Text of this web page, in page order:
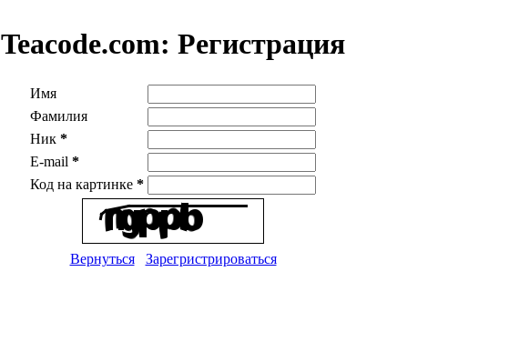
Teacode.com: Регистрация
Имя
Фамилия
Ник *
E-mail *
Код на картинке *
Вернуться Зарегристрироваться